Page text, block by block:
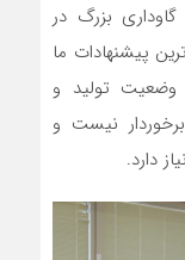
بزرگ در
پیشنهادات ما
تولید و
نیست و
دارد.